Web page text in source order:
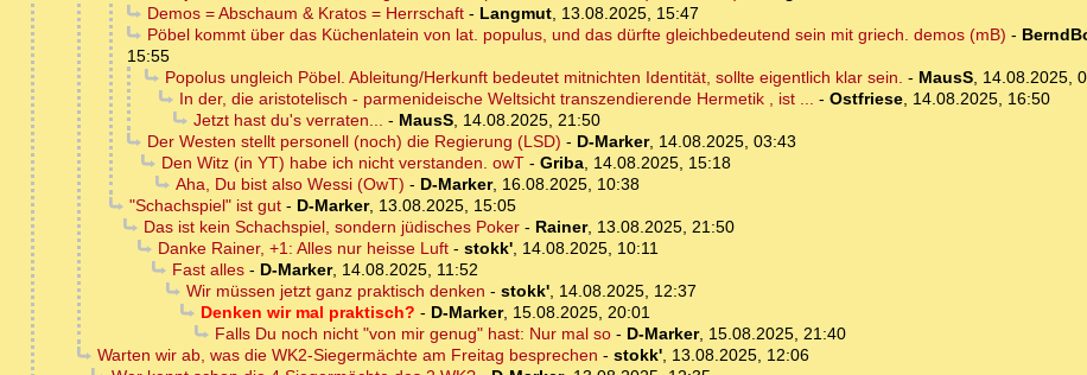
Demos = Abschaum & Kratos = Herrschaft- Langmut, 13.08.2025, 15:47
Pöbel kommt über das Küchenlatein von lat. populus, und das dürfte gleichbedeutend sein mit griech. demos (mB) -
15:55
Popolus ungleich Pöbel. Ableitung/Herkunft bedeutet mitnichten Identität, sollte eigentlich klar sein. - MausS, 14.08.2025,
In der, die aristotelisch - parmenideische Weltsicht transzendierende Hermetik , ist ... - Ostfriese, 14.08.2025, 16:50
Jetzt hast du's verraten... - MausS, 14.08.2025, 21:50
Der Westen stellt personell (noch) die Regierung (LSD) - D-Marker, 14.08.2025, 03:43
Den Witz (in YT) habe ich nicht verstanden. owT- Griba, 14.08.2025, 15:18
Aha, Du bist also Wessi (OwT) - D-Marker, 16.08.2025, 10:38
"Schachspiel" ist gut- D-Marker, 13.08.2025, 15:05
Das ist kein Schachspiel, sondern jüdisches Poker- Rainer, 13.08.2025, 21:50
Danke Rainer, +1: Alles nur heisse Luft- stokk', 14.08.2025, 10:11
Fast alles- D-Marker, 14.08.2025, 11:52
Wir müssen jetzt ganz praktisch denken - stokk', 14.08.2025, 12:37
Denken wir mal praktisch? - D-Marker, 15.08.2025, 20:01
Falls Du noch nicht "von mir genug" hast: Nur mal so- D-Marker, 15.08.2025, 21:40
Warten wir ab, was die WK2-Siegermächte am Freitag besprechen - stokk', 13.08.2025, 12:06